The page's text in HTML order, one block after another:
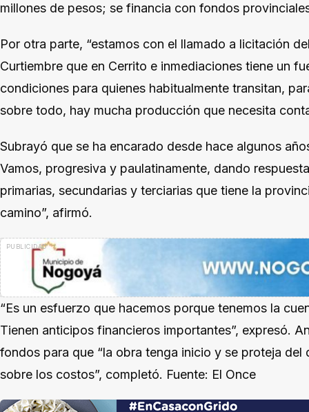
millones de pesos; se financia con fondos
Por otra parte, “estamos con el llamado a licitación
Curtiembre que en Cerrito e inmediaciones tiene un
condiciones para quienes habitualmente transitan,
sobre todo, hay mucha producción que necesita
Subrayó que se ha encarado desde hace algunos
Vamos, progresiva y paulatinamente, dando
primarias, secundarias y terciarias que tiene la
camino”, afirmó.
“Es un esfuerzo que hacemos porque tenemos la
Tienen anticipos financieros importantes”, expresó.
fondos para que “la obra tenga inicio y se proteja
sobre los costos”, completó. Fuente: El Once